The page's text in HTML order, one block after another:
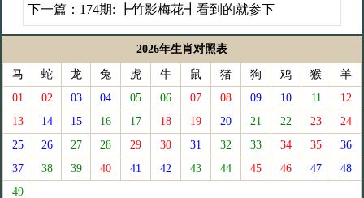
下一篇： 174期: ┣竹影梅花┫看到的就参下
2026年生肖对照表
马 蛇 龙 兔 虎 牛 鼠 猪 狗 鸡 猴
羊
01
02 03 04 05 06 07 08 09 10 11
12
13
14 15 16 17 18 19 20 21 22 23
24
25
26 27 28 29 30 31 32 33 34 35
36
37
38 39 40 41 42 43 44 45 46 47
48
49